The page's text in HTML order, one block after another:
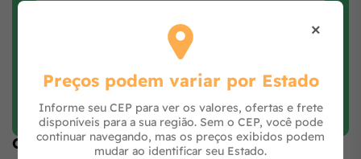
Faça login e avalie
Opiniões de quem comprou o produto
×
Preços podem variar por Estado
Informe seu CEP para ver os valores, ofertas e frete
disponíveis para a sua região. Sem o CEP, você pode
continuar navegando, mas os preços exibidos podem
mudar ao identificar seu Estado.